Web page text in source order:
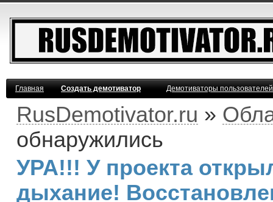
Главная Создать демотиватор Демотиваторы
RusDemotivator.ru »
обнаружились
УРА!!! У проекта
дыхание!